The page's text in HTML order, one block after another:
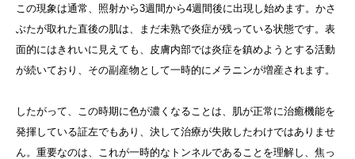
この現象は通常、照射から3週間から4週間後に出現し始めます。かさ
ぶたが取れた直後の肌は、まだ未熟で炎症が残っている状態です。表
面的にはきれいに見えても、皮膚内部では炎症を鎮めようとする活動
が続いており、その副産物として一時的にメラニンが増産されます。
したがって、この時期に色が濃くなることは、肌が正常に治癒機能を
発揮している証左でもあり、決して治療が失敗したわけではありませ
ん。重要なのは、これが一時的なトンネルであることを理解し、焦っ